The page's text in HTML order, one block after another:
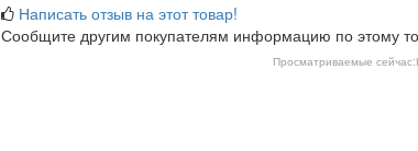
Написать отзыв на этот товар!
Сообщите другим покупателям информацию по этому
Просматриваемые сейчас: